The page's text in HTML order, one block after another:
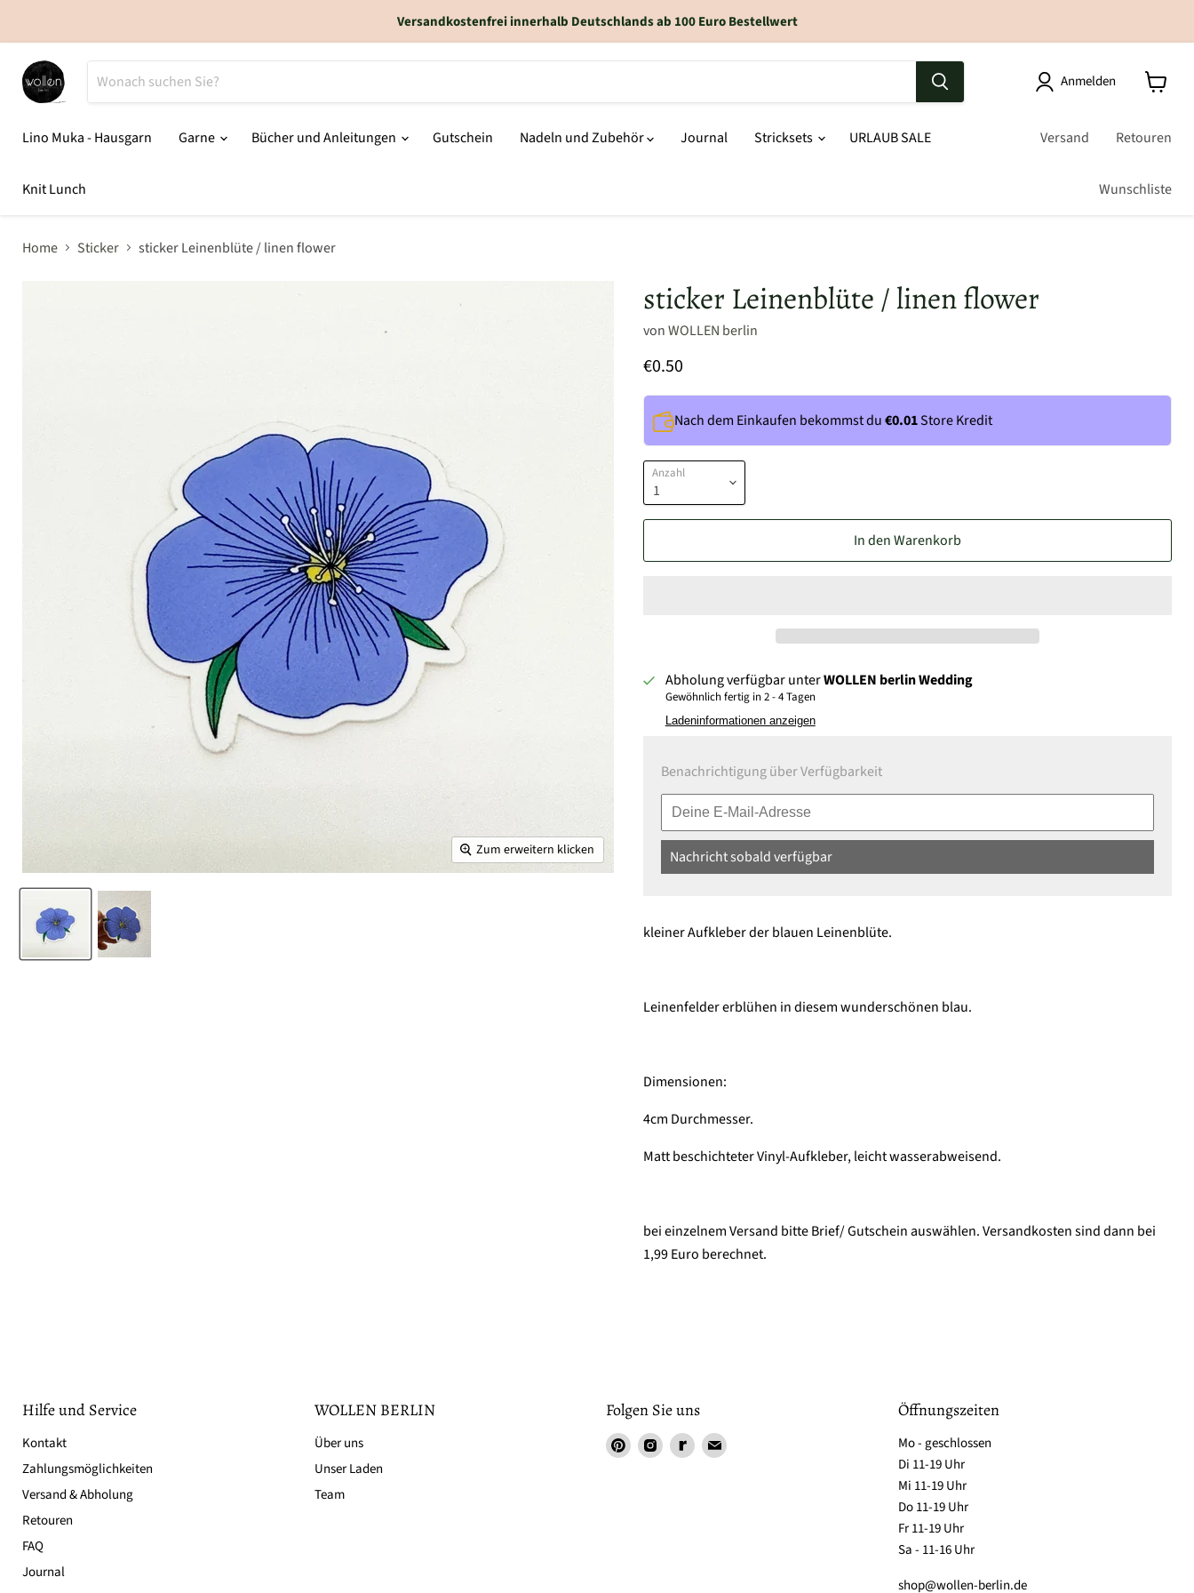
Versandkostenfrei innerhalb Deutschlands ab 100 Euro Bestellwert
Anmelden
Lino Muka - Hausgarn Garne Bücher und Anleitungen Gutschein Nadeln und Zubehör Journal Stricksets URLAUB SALE
Knit Lunch
Versand Retouren
Wunschliste
Home Sticker sticker Leinenblüte / linen flower
Zum erweitern klicken
sticker Leinenblüte / linen flower
vonWOLLEN berlin
€0.50
Nach dem Einkaufen bekommst du€0.01Store Kredit
Anzahl
In den Warenkorb
Abholung verfügbar unterWOLLEN berlin Wedding
Gewöhnlich fertig in 2 - 4 Tagen
Ladeninformationen anzeigen
Benachrichtigung über Verfügbarkeit
Nachricht sobald verfügbar
kleiner Aufkleber der blauen Leinenblüte.
Leinenfelder erblühen in diesem wunderschönen blau.
Dimensionen:
4cm Durchmesser.
Matt beschichteter Vinyl-Aufkleber, leicht wasserabweisend.
bei einzelnem Versand bitte Brief/ Gutschein auswählen. Versandkosten sind dann bei
1,99 Euro berechnet.
Hilfe und Service
Kontakt
Zahlungsmöglichkeiten
Versand & Abholung
Retouren
FAQ
Journal
WOLLEN BERLIN
Über uns
Unser Laden
Team
Folgen Sie uns Öffnungszeiten
Mo - geschlossen
Di 11-19 Uhr
Mi 11-19 Uhr
Do 11-19 Uhr
Fr 11-19 Uhr
Sa - 11-16 Uhr
shop@wollen-berlin.de